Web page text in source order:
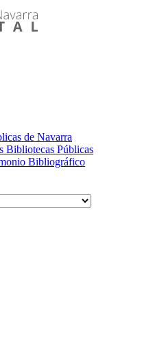
de Navarra
Bibliotecas Públicas
Bibliográfico